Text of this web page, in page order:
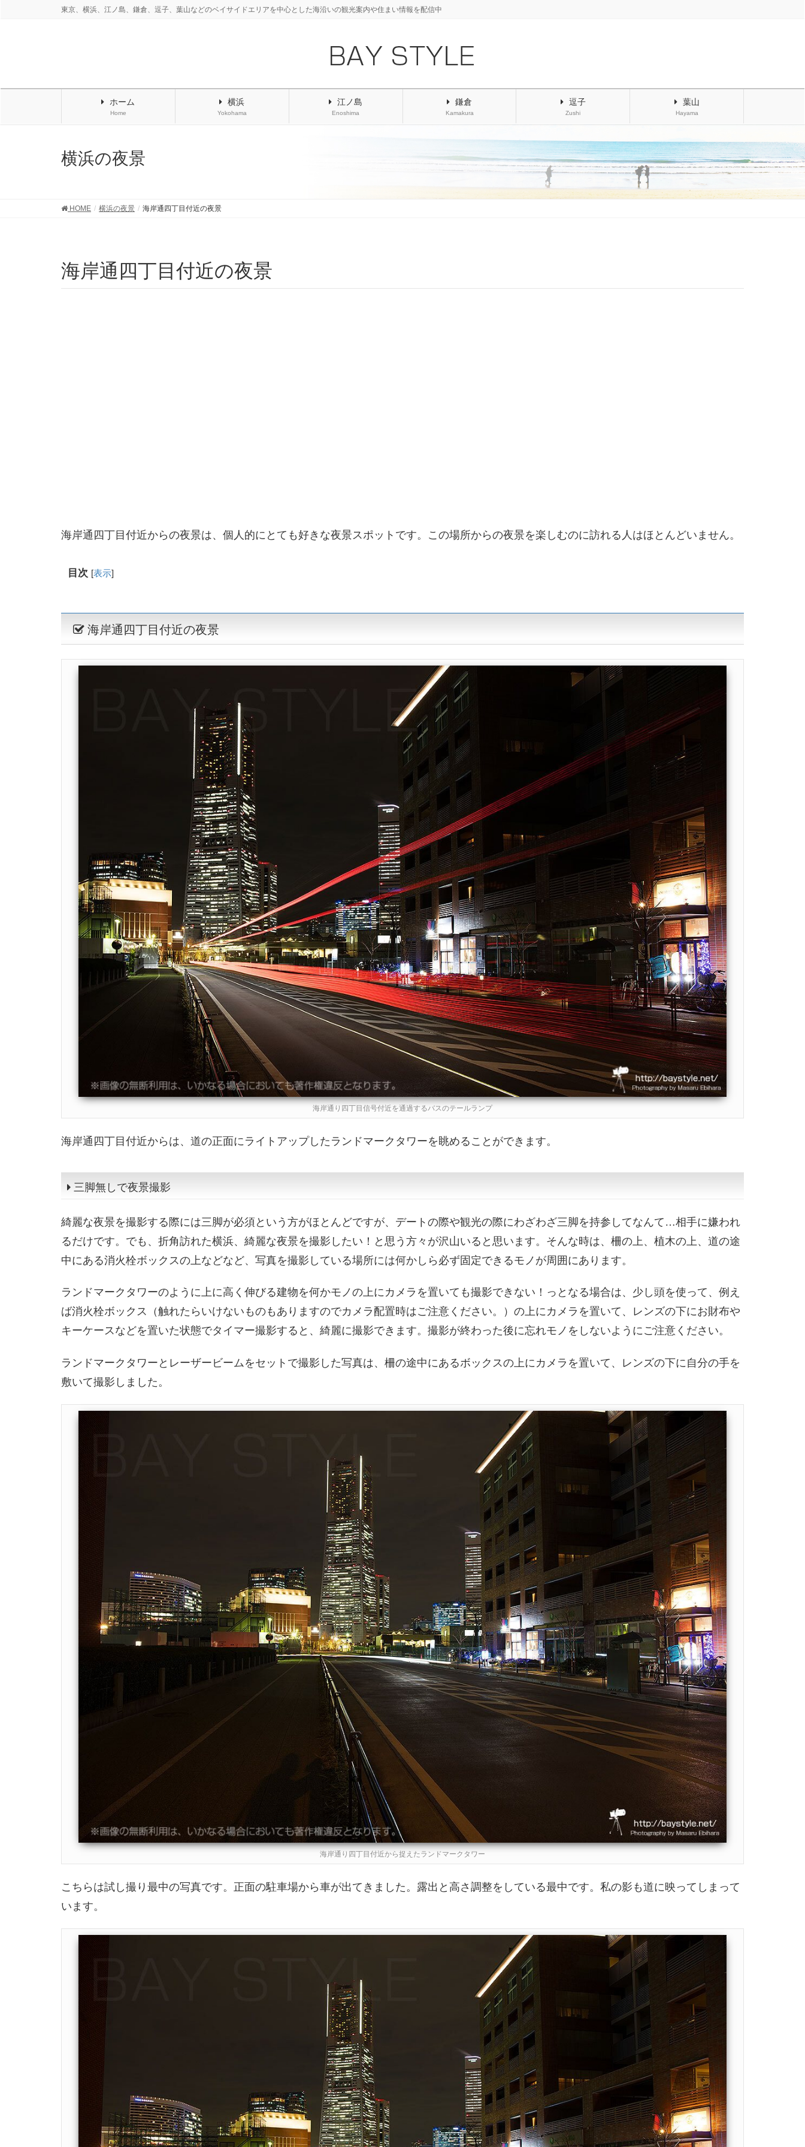
東京、横浜、江ノ島、鎌倉、逗子、葉山などのベイサイドエリアを中心とした海沿いの観光案内や住まい情報を配信中
ホーム
Home
横浜
Yokohama
江ノ島
Enoshima
鎌倉
Kamakura
逗子
Zushi
葉山
Hayama
横浜の夜景
HOME 横浜の夜景 海岸通四丁目付近の夜景
海岸通四丁目付近の夜景
海岸通四丁目付近からの夜景は、個人的にとても好きな夜景スポットです。この場所からの夜景を楽しむのに訪れる人はほとんどいません。
目次 [表示]
海岸通四丁目付近の夜景
海岸通り四丁目信号付近を通過するバスのテールランプ
海岸通四丁目付近からは、道の正面にライトアップしたランドマークタワーを眺めることができます。
三脚無しで夜景撮影
綺麗な夜景を撮影する際には三脚が必須という方がほとんどですが、デートの際や観光の際にわざわざ三脚を持参してなんて…相手に嫌われ
るだけです。でも、折角訪れた横浜、綺麗な夜景を撮影したい！と思う方々が沢山いると思います。そんな時は、柵の上、植木の上、道の途
中にある消火栓ボックスの上などなど、写真を撮影している場所には何かしら必ず固定できるモノが周囲にあります。
ランドマークタワーのように上に高く伸びる建物を何かモノの上にカメラを置いても撮影できない！っとなる場合は、少し頭を使って、例え
ば消火栓ボックス（触れたらいけないものもありますのでカメラ配置時はご注意ください。）の上にカメラを置いて、レンズの下にお財布や
キーケースなどを置いた状態でタイマー撮影すると、綺麗に撮影できます。撮影が終わった後に忘れモノをしないようにご注意ください。
ランドマークタワーとレーザービームをセットで撮影した写真は、柵の途中にあるボックスの上にカメラを置いて、レンズの下に自分の手を
敷いて撮影しました。
海岸通り四丁目付近から捉えたランドマークタワー
こちらは試し撮り最中の写真です。正面の駐車場から車が出てきました。露出と高さ調整をしている最中です。私の影も道に映ってしまって
います。